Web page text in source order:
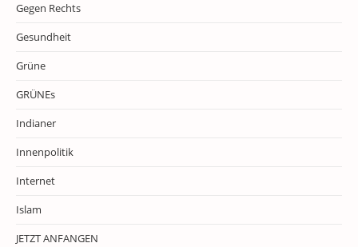
Gegen Rechts
Gesundheit
Grüne
GRÜNEs
Indianer
Innenpolitik
Internet
Islam
JETZT ANFANGEN